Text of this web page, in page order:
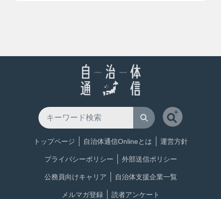
トップページ 自治体通信Onlineとは 運営方針
プライバシーポリシー 外部送信ポリシー
公務員向けキャリア 自治体支援企業一覧
メルマガ登録 読者アンケート